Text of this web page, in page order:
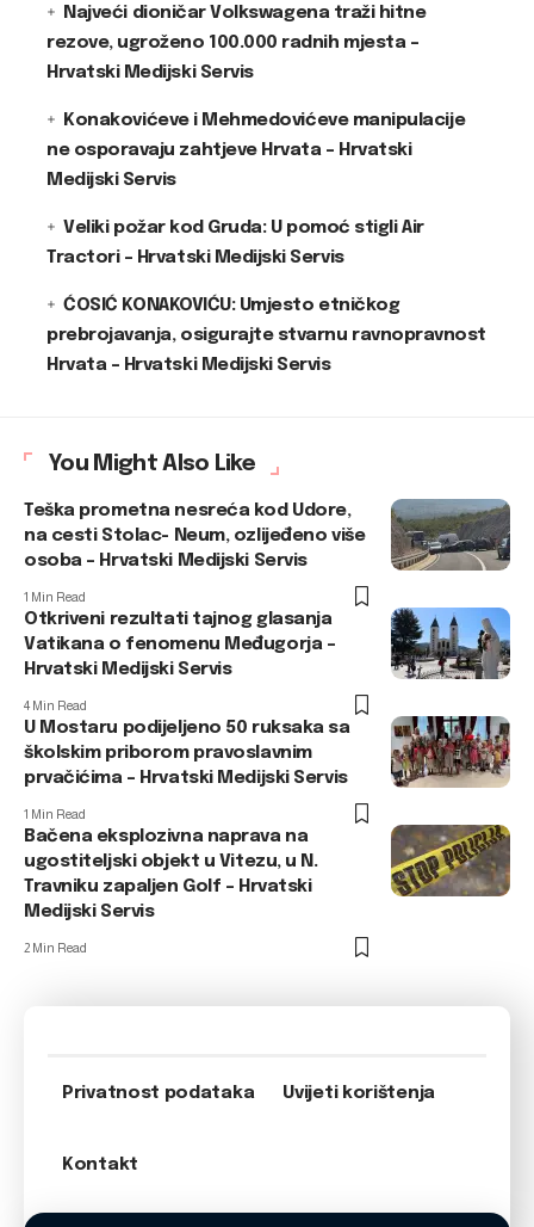
Najveći dioničar Volkswagena traži hitne
rezove, ugroženo 100.000 radnih mjesta –
Hrvatski Medijski Servis
Konakovićeve i Mehmedovićeve manipulacije
ne osporavaju zahtjeve Hrvata – Hrvatski
Medijski Servis
Veliki požar kod Gruda: U pomoć stigli Air
Tractori – Hrvatski Medijski Servis
ĆOSIĆ KONAKOVIĆU: Umjesto etničkog
prebrojavanja, osigurajte stvarnu ravnopravnost
Hrvata – Hrvatski Medijski Servis
You Might Also Like
Teška prometna nesreća kod Udore,
na cesti Stolac- Neum, ozlijeđeno više
osoba – Hrvatski Medijski Servis
1 Min Read
Otkriveni rezultati tajnog glasanja
Vatikana o fenomenu Međugorja –
Hrvatski Medijski Servis
4 Min Read
U Mostaru podijeljeno 50 ruksaka sa
školskim priborom pravoslavnim
prvačićima – Hrvatski Medijski Servis
1 Min Read
Bačena eksplozivna naprava na
ugostiteljski objekt u Vitezu, u N.
Travniku zapaljen Golf – Hrvatski
Medijski Servis
2 Min Read
Privatnost podataka Uvijeti korištenja
Kontakt